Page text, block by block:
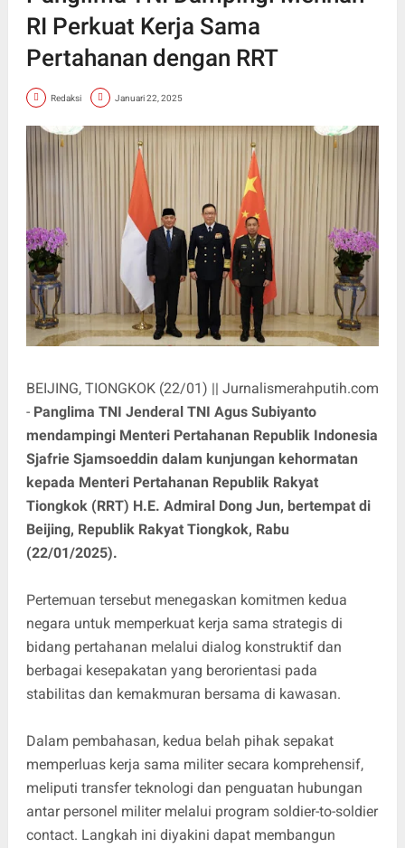
RI Perkuat Kerja Sama
Pertahanan dengan RRT
Redaksi Januari 22, 2025
BEIJING, TIONGKOK (22/01) || Jurnalismerahputih.com
- Panglima TNI Jenderal TNI Agus Subiyanto
mendampingi Menteri Pertahanan Republik Indonesia
Sjafrie Sjamsoeddin dalam kunjungan kehormatan
kepada Menteri Pertahanan Republik Rakyat
Tiongkok (RRT) H.E. Admiral Dong Jun, bertempat di
Beijing, Republik Rakyat Tiongkok, Rabu
(22/01/2025).
Pertemuan tersebut menegaskan komitmen kedua
negara untuk memperkuat kerja sama strategis di
bidang pertahanan melalui dialog konstruktif dan
berbagai kesepakatan yang berorientasi pada
stabilitas dan kemakmuran bersama di kawasan.
Dalam pembahasan, kedua belah pihak sepakat
memperluas kerja sama militer secara komprehensif,
meliputi transfer teknologi dan penguatan hubungan
antar personel militer melalui program soldier-to-soldier
contact. Langkah ini diyakini dapat membangun